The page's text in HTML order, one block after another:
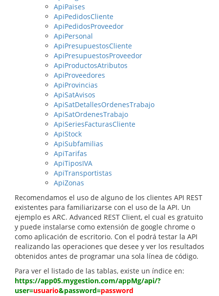
ApiPaises
ApiPedidosCliente
ApiPedidosProveedor
ApiPersonal
ApiPresupuestosCliente
ApiPresupuestosProveedor
ApiProductosAtributos
ApiProveedores
ApiProvincias
ApiSatAvisos
ApiSatDetallesOrdenesTrabajo
ApiSatOrdenesTrabajo
ApiSeriesFacturasCliente
ApiStock
ApiSubfamilias
ApiTarifas
ApiTiposIVA
ApiTransportistas
ApiZonas
Recomendamos el uso de alguno de los clientes API REST
existentes para familiarizarse con el uso de la API. Un
ejemplo es ARC. Advanced REST Client, el cual es gratuito
y puede instalarse como extensión de google chrome o
como aplicación de escritorio. Con el podrá testar la API
realizando las operaciones que desee y ver los resultados
obtenidos antes de programar una sola línea de código.
Para ver el listado de las tablas, existe un índice en:
https://app05.mygestion.com/appMg/api/?
user=usuario&password=password